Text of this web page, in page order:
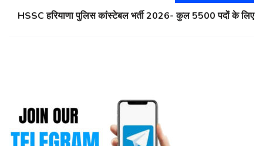
HSSC हरियाणा पुलिस कांस्टेबल भर्ती 2026- कुल 5500 पदों के लिए